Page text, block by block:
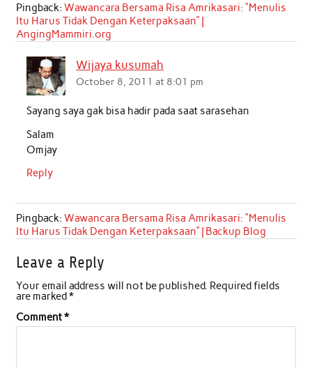
Pingback: Wawancara Bersama Risa Amrikasari: “Menulis
Itu Harus Tidak Dengan Keterpaksaan” |
AngingMammiri.org
Wijaya kusumah
October 8, 2011 at 8:01 pm
Sayang saya gak bisa hadir pada saat sarasehan
Salam
Omjay
Reply
Pingback: Wawancara Bersama Risa Amrikasari: “Menulis
Itu Harus Tidak Dengan Keterpaksaan” | Backup Blog
Leave a Reply
Your email address will not be published. Required fields
are marked*
Comment*